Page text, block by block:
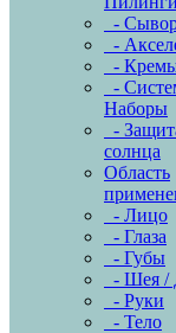
-
-
-
-
Наборы
-
солнца
Область
- Лицо
- Глаза
- Губы
- Шея /
- Руки
- Тело